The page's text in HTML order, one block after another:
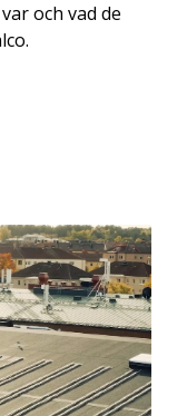
och vad de